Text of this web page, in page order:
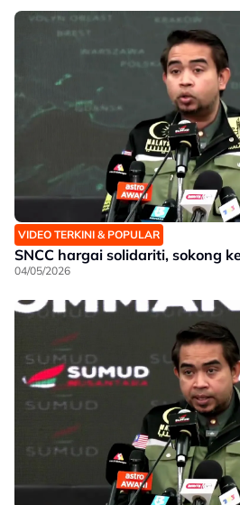
VIDEO TERKINI & POPULAR
SNCC hargai solidariti, sokong
04/05/2026